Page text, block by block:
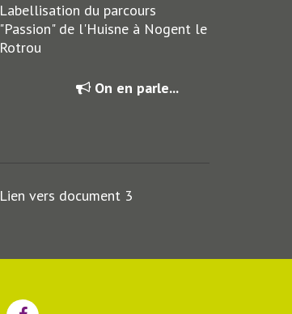
Labellisation du parcours
"Passion" de l'Huisne à Nogent le
Rotrou
On en parle...
Lien vers document 3